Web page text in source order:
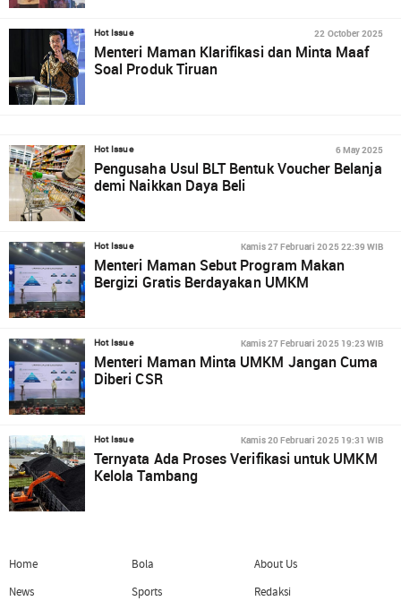
Hot Issue 22 October 2025
Menteri Maman Klarifikasi dan Minta Maaf
Soal Produk Tiruan
Hot Issue 6 May 2025
Pengusaha Usul BLT Bentuk Voucher Belanja
demi Naikkan Daya Beli
Hot Issue Kamis 27 Februari 2025 22:39 WIB
Menteri Maman Sebut Program Makan
Bergizi Gratis Berdayakan UMKM
Hot Issue Kamis 27 Februari 2025 19:23 WIB
Menteri Maman Minta UMKM Jangan Cuma
Diberi CSR
Hot Issue Kamis 20 Februari 2025 19:31 WIB
Ternyata Ada Proses Verifikasi untuk UMKM
Kelola Tambang
Home
News
Bola
Sports
About Us
Redaksi